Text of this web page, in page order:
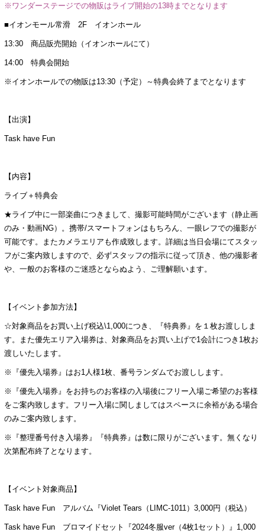
※ワンダーステージでの物販はライブ開始の13時までとなります
■イオンモール常滑 2F イオンホール
13:30 商品販売開始（イオンホールにて）
14:00 特典会開始
※イオンホールでの物販は13:30（予定）～特典会終了までとなります
【出演】
Task have Fun
【内容】
ライブ＋特典会
★ライブ中に一部楽曲につきまして、撮影可能時間がございます（静止画
のみ・動画NG）。携帯/スマートフォンはもちろん、一眼レフでの撮影が
可能です。またカメラエリアも作成致します。詳細は当日会場にてスタッ
フがご案内致しますので、必ずスタッフの指示に従って頂き、他の撮影者
や、一般のお客様のご迷惑とならぬよう、ご理解願います。
【イベント参加方法】
☆対象商品をお買い上げ税込\1,000につき、『特典券』を１枚お渡ししま
す。また優先エリア入場券は、対象商品をお買い上げで1会計につき1枚お
渡しいたします。
※『優先入場券』はお1人様1枚、番号ランダムでお渡しします。
※『優先入場券』をお持ちのお客様の入場後にフリー入場ご希望のお客様
をご案内致します。フリー入場に関しましてはスペースに余裕がある場合
のみご案内致します。
※『整理番号付き入場券』『特典券』は数に限りがございます。無くなり
次第配布終了となります。
【イベント対象商品】
Task have Fun アルバム『Violet Tears（LIMC-1011）3,000円（税込）
Task have Fun ブロマイドセット『2024冬服ver（4枚1セット）』1,000